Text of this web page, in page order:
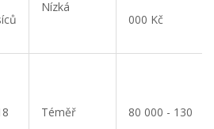
Nízká
000 Kč
Téměř
80 000 - 130